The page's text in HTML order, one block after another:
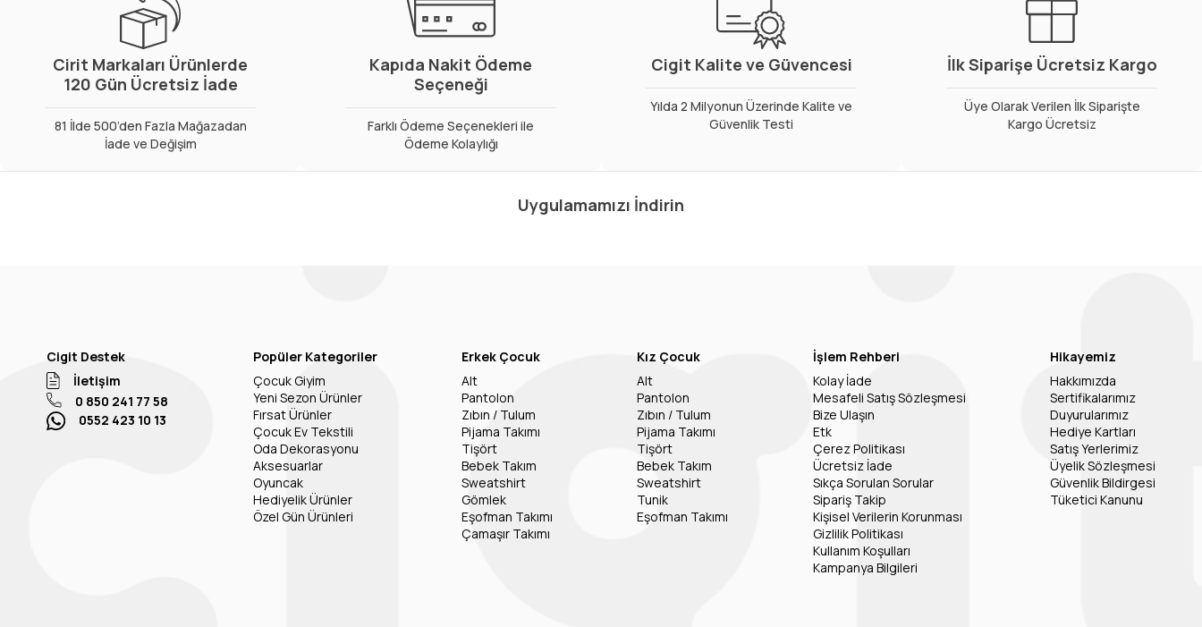
Cirit Markaları Ürünlerde
120 Gün Ücretsiz İade
81 İlde 500’den Fazla Mağazadan
İade ve Değişim
Kapıda Nakit Ödeme
Seçeneği
Farklı Ödeme Seçenekleri ile
Ödeme Kolaylığı
Cigit Kalite ve Güvencesi
Yılda 2 Milyonun Üzerinde Kalite ve
Güvenlik Testi
İlk Siparişe Ücretsiz Kargo
Üye Olarak Verilen İlk Siparişte
Kargo Ücretsiz
Uygulamamızı İndirin
Cigit Destek
İletişim
0 850 241 77 58
0552 423 10 13
Popüler Kategoriler
Çocuk Giyim
Yeni Sezon Ürünler
Fırsat Ürünler
Çocuk Ev Tekstili
Oda Dekorasyonu
Aksesuarlar
Oyuncak
Hediyelik Ürünler
Özel Gün Ürünleri
Erkek Çocuk
Alt
Pantolon
Zıbın / Tulum
Pijama Takımı
Tişört
Bebek Takım
Sweatshirt
Gömlek
Eşofman Takımı
Çamaşır Takımı
Kız Çocuk
Alt
Pantolon
Zıbın / Tulum
Pijama Takımı
Tişört
Bebek Takım
Sweatshirt
Tunik
Eşofman Takımı
İşlem Rehberi
Kolay İade
Mesafeli Satış Sözleşmesi
Bize Ulaşın
Etk
Çerez Politikası
Ücretsiz İade
Sıkça Sorulan Sorular
Sipariş Takip
Kişisel Verilerin Korunması
Gizlilik Politikası
Kullanım Koşulları
Kampanya Bilgileri
Hikayemiz
Hakkımızda
Sertifikalarımız
Duyurularımız
Hediye Kartları
Satış Yerlerimiz
Üyelik Sözleşmesi
Güvenlik Bildirgesi
Tüketici Kanunu